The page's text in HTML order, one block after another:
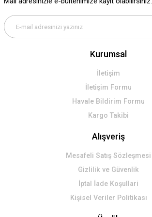
Kurumsal
İletişim
İletişim Formu
Havale Bildirim Formu
Kargo Takibi
Alışveriş
Mesafeli Satış Sözleşmesi
Gizlilik ve Güvenlik
İptal İade Koşullari
Kişisel Veriler Politikası